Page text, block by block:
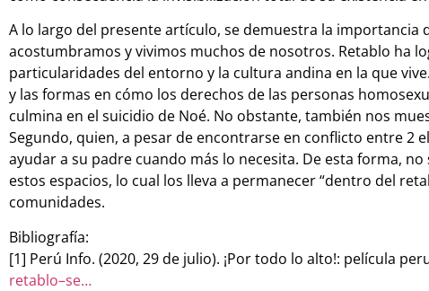
A lo largo del presente artículo, se demuestra la importancia
acostumbramos y vivimos muchos de nosotros. Retablo ha
particularidades del entorno y la cultura andina en la que
y las formas en cómo los derechos de las personas
culmina en el suicidio de Noé. No obstante, también nos
Segundo, quien, a pesar de encontrarse en conflicto entre
ayudar a su padre cuando más lo necesita. De esta forma,
estos espacios, lo cual los lleva a permanecer “dentro del
comunidades.
Bibliografía:
[1] Perú Info. (2020, 29 de julio). ¡Por todo lo alto!: película
retablo–se…